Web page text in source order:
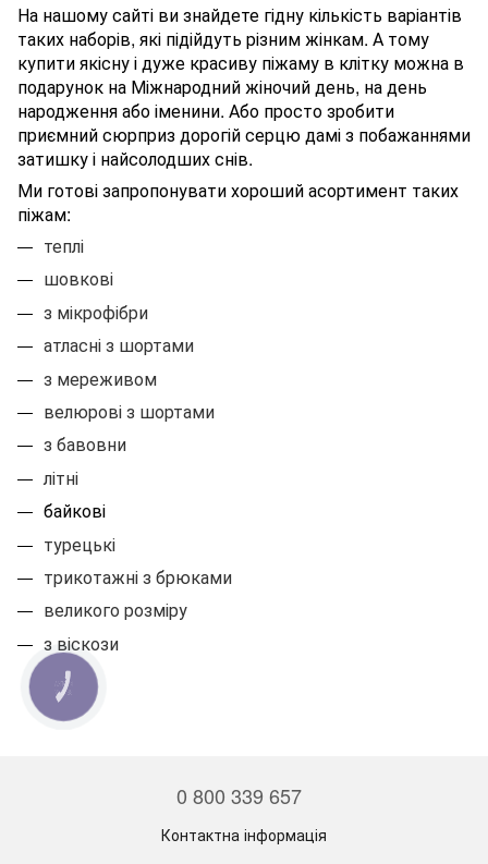
На нашому сайті ви знайдете гідну кількість варіантів
таких наборів, які підійдуть різним жінкам. А тому
купити якісну і дуже красиву піжаму в клітку можна в
подарунок на Міжнародний жіночий день, на день
народження або іменини. Або просто зробити
приємний сюрприз дорогій серцю дамі з побажаннями
затишку і найсолодших снів.
Ми готові запропонувати хороший асортимент таких
піжам:
теплі
шовкові
з мікрофібри
атласні з шортами
з мереживом
велюрові з шортами
з бавовни
літні
байкові
турецькі
трикотажні з брюками
великого розміру
з віскози
0 800 339 657
Контактна інформація
КНОПКА
ЗВ'ЯЗКУ